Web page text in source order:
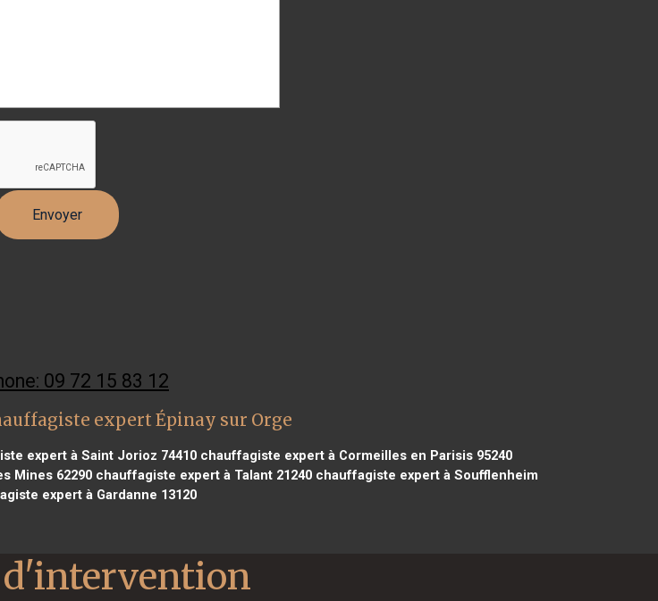
09 72 15 83 12
expert Épinay sur Orge
expert à Saint Jorioz 74410chauffagiste expert à Cormeilles en Parisis 95240
Mines 62290 chauffagiste expert à Talant 21240 chauffagiste expert à Soufflenheim
expert à Gardanne 13120